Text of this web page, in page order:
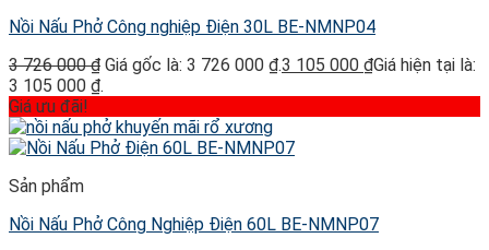
Nồi Nấu Phở Công nghiệp Điện 30L BE-NMNP04
3 726 000₫ Giá gốc là: 3 726 000 ₫.3 105 000 ₫Giá hiện tại là:
3 105 000 ₫.
Giá ưu đãi!
Sản phẩm
Nồi Nấu Phở Công Nghiệp Điện 60L BE-NMNP07